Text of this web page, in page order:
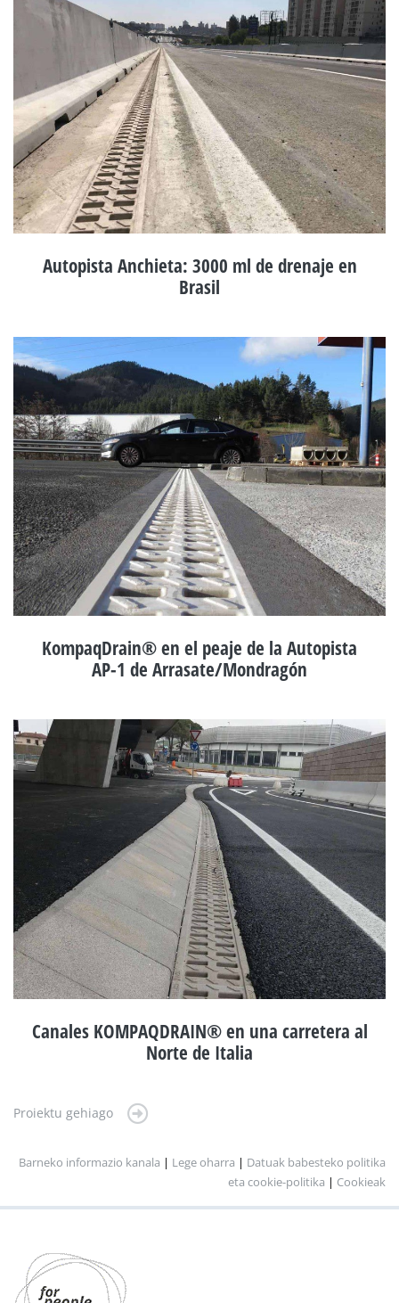
Autopista Anchieta: 3000 ml de drenaje en
Brasil
KompaqDrain® en el peaje de la Autopista
AP-1 de Arrasate/Mondragón
Canales KOMPAQDRAIN® en una carretera al
Norte de Italia
Proiektu gehiago
Barneko informazio kanala | Lege oharra | Datuak babesteko politika
eta cookie-politika | Cookieak